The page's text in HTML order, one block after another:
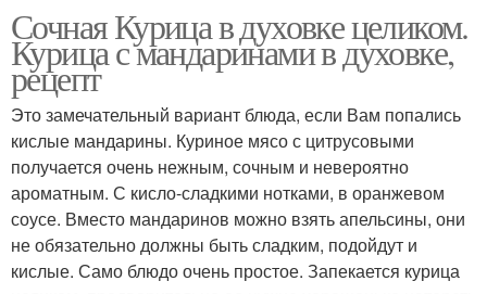
Сочная Курица в духовке целиком.
Курица с мандаринами в духовке,
рецепт
Это замечательный вариант блюда, если Вам попались
кислые мандарины. Куриное мясо с цитрусовыми
получается очень нежным, сочным и невероятно
ароматным. С кисло-сладкими нотками, в оранжевом
соусе. Вместо мандаринов можно взять апельсины, они
не обязательно должны быть сладким, подойдут и
кислые. Само блюдо очень простое. Запекается курица